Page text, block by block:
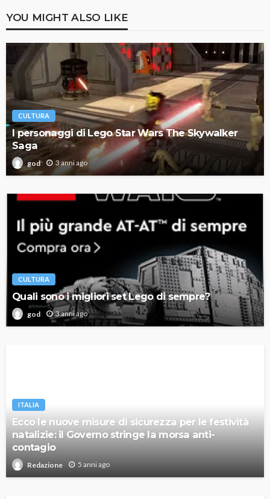
YOU MIGHT ALSO LIKE
CULTURA
I personaggi di Lego Star Wars The Skywalker
Saga
god 3 anni ago
CULTURA
Quali sono i migliori set Lego di sempre?
god 3 anni ago
ITALIA
Ecco le nuove misure di sicurezza per le festività
natalizie: il Governo stringe la morsa anti-
contagio
Redazione 5 anni ago